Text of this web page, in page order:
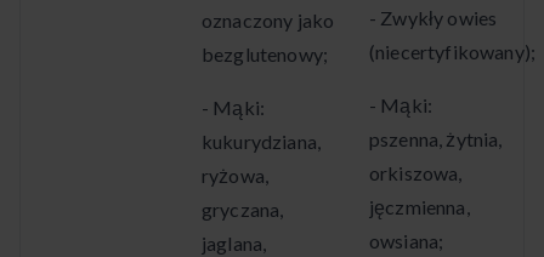
oznaczony jako
bezglutenowy;
- Mąki:
kukurydziana,
ryżowa,
gryczana,
jaglana,
- Zwykły owies
(niecertyfikowany);
- Mąki:
pszenna, żytnia,
orkiszowa,
jęczmienna,
owsiana;